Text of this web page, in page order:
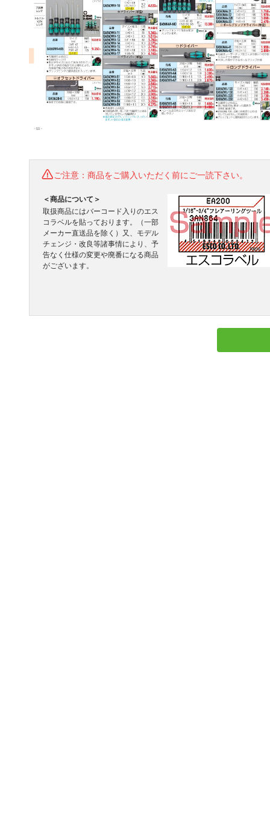
ご注意：商品をご購入いただく前にご一読下さい。
＜商品について＞
取扱商品にはバーコード入りのエス
コラベルを貼っております。（一部
メーカー直送品を除く）又、モデル
チェンジ・改良等諸事情により、予
告なく仕様の変更や廃番になる商品
がございます。